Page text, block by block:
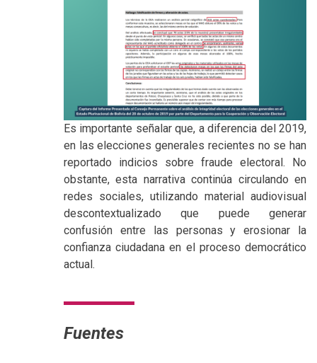
Es importante señalar que, a diferencia del 2019,
en las elecciones generales recientes no se han
reportado indicios sobre fraude electoral. No
obstante, esta narrativa continúa circulando en
redes sociales, utilizando material audiovisual
descontextualizado que puede generar
confusión entre las personas y erosionar la
confianza ciudadana en el proceso democrático
actual.
Fuentes